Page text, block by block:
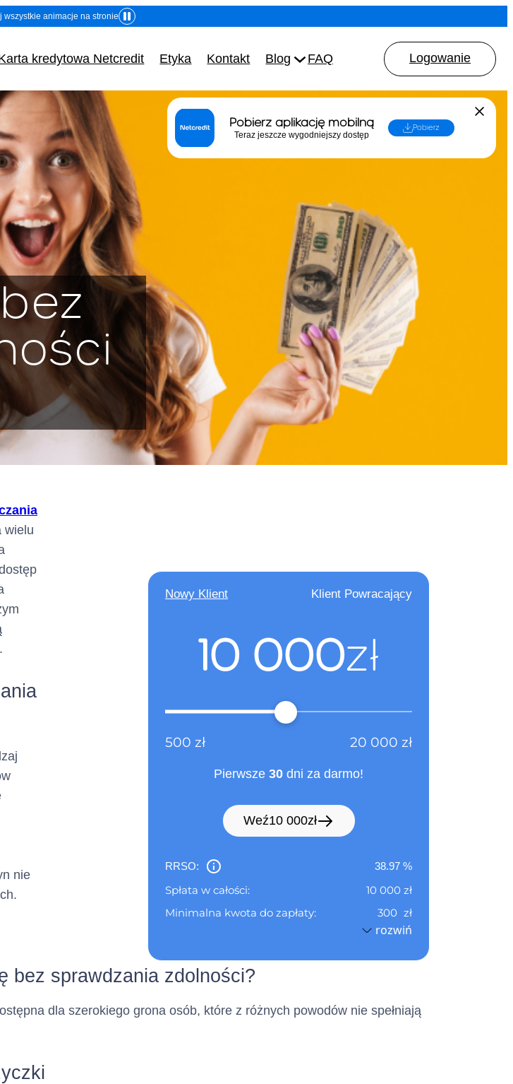
wszystkie animacje na stronie
Pobierz aplikację mobilną
Teraz jeszcze wygodniejszy dostęp
Pobierz
kredytowa Netcredit Etyka Kontakt Blog FAQ Logowanie
wielu
nie
Nowy Klient Klient Powracający
10 000zł
500 zł 20 000 zł
Pierwsze 30 dni za darmo!
Weź10 000zł
RRSO: 38.97 %
Spłata w całości: 10 000 zł
Minimalna kwota do zapłaty:
300 zł
05.09.2026
Tabela Opłat
rozwiń
kredytodawcy lub pośrednika
Dane identyfikacyjne:
(Adres, z którego ma korzystać konsument)
Fincard spółka z ograniczoną
odpowiedzialnością
ul. Grzybowska 87, 00-844 Warszawa
KRS: 0000803716
wpisana jako Krajowa Instytucja Płatnicza
do rejestru prowadzonego przez Komisję
Nadzoru Finansowego
pod numerem IP62/2024
Kredytodawca”
AE:PL-75866-56446-VBGFB-22
bez sprawdzania zdolności?
dla szerokiego grona osób, które z różnych powodów nie spełniają